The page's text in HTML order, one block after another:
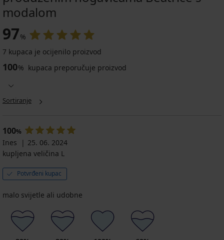
modalom
97%
7 kupaca je ocijenilo proizvod
100% kupaca preporučuje proizvod
Sortiranje
100%
Ines
25. 06. 2024
kupljena veličina L
Potvrđeni kupac
malo svijetle ali udobne